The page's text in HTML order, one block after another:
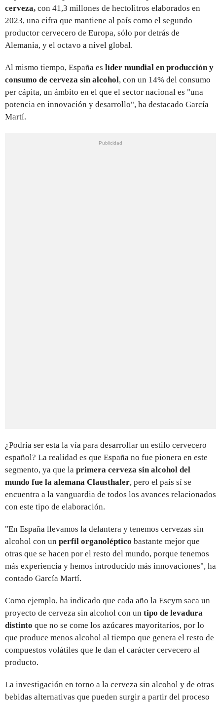
cerveza, con 41,3 millones de hectolitros elaborados en
2023, una cifra que mantiene al país como el segundo
productor cervecero de Europa, sólo por detrás de
Alemania, y el octavo a nivel global.
Al mismo tiempo, España es líder mundial en producción y
consumo de cerveza sin alcohol, con un 14% del consumo
per cápita, un ámbito en el que el sector nacional es "una
potencia en innovación y desarrollo", ha destacado García
Martí.
¿Podría ser esta la vía para desarrollar un estilo cervecero
español? La realidad es que España no fue pionera en este
segmento, ya que la primera cerveza sin alcohol del
mundo fue la alemana Clausthaler, pero el país sí se
encuentra a la vanguardia de todos los avances relacionados
con este tipo de elaboración.
"En España llevamos la delantera y tenemos cervezas sin
alcohol con un perfil organoléptico bastante mejor que
otras que se hacen por el resto del mundo, porque tenemos
más experiencia y hemos introducido más innovaciones", ha
contado García Martí.
Como ejemplo, ha indicado que cada año la Escym saca un
proyecto de cerveza sin alcohol con un tipo de levadura
distinto que no se come los azúcares mayoritarios, por lo
que produce menos alcohol al tiempo que genera el resto de
compuestos volátiles que le dan el carácter cervecero al
producto.
La investigación en torno a la cerveza sin alcohol y de otras
bebidas alternativas que pueden surgir a partir del proceso